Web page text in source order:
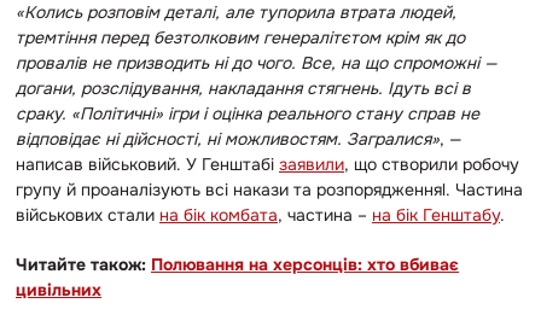
«Колись розповім деталі, але тупорила втрата людей,
тремтіння перед безтолковим генералітєтом крім як до
провалів не призводить ні до чого. Все, на що спроможні —
догани, розслідування, накладання стягнень. Ідуть всі в
сраку. «Політичні» ігри і оцінка реального стану справ не
відповідає ні дійсності, ні можливостям. Загралися», —
написав військовий. У Генштабі заявили, що створили робочу
групу й проаналізують всі накази та розпорядженняl. Частина
військових стали на бік комбата, частина – на бік Генштабу.
Читайте також: Полювання на херсонців: хто вбиває
цивільних